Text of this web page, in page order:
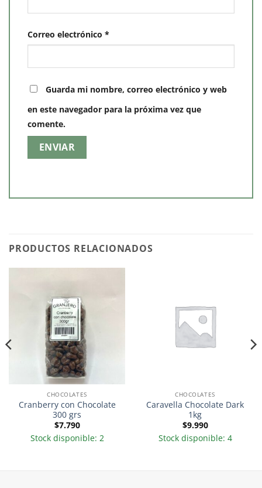
Correo electrónico *
Guarda mi nombre, correo electrónico y web
en este navegador para la próxima vez que
comente.
PRODUCTOS RELACIONADOS
CHOCOLATES
Cranberry con Chocolate
300 grs
$7.790
Stock disponible: 2
CHOCOLATES
Caravella Chocolate Dark
1kg
$9.990
Stock disponible: 4